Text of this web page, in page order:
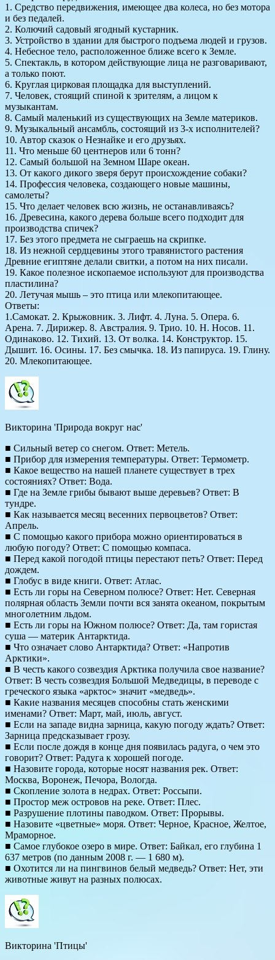
1. Средство передвижения, имеющее два колеса, но без мотора
и без педалей.
2. Колючий садовый ягодный кустарник.
3. Устройство в здании для быстрого подъема людей и грузов.
4. Небесное тело, расположенное ближе всего к Земле.
5. Спектакль, в котором действующие лица не разговаривают,
а только поют.
6. Круглая цирковая площадка для выступлений.
7. Человек, стоящий спиной к зрителям, а лицом к
музыкантам.
8. Самый маленький из существующих на Земле материков.
9. Музыкальный ансамбль, состоящий из 3-х исполнителей?
10. Автор сказок о Незнайке и его друзьях.
11. Что меньше 60 центнеров или 6 тонн?
12. Самый большой на Земном Шаре океан.
13. От какого дикого зверя берут происхождение собаки?
14. Профессия человека, создающего новые машины,
самолеты?
15. Что делает человек всю жизнь, не останавливаясь?
16. Древесина, какого дерева больше всего подходит для
производства спичек?
17. Без этого предмета не сыграешь на скрипке.
18. Из нежной сердцевины этого травянистого растения
Древние египтяне делали свитки, а потом на них писали.
19. Какое полезное ископаемое используют для производства
пластилина?
20. Летучая мышь – это птица или млекопитающее.
Ответы:
1.Самокат. 2. Крыжовник. 3. Лифт. 4. Луна. 5. Опера. 6.
Арена. 7. Дирижер. 8. Австралия. 9. Трио. 10. Н. Носов. 11.
Одинаково. 12. Тихий. 13. От волка. 14. Конструктор. 15.
Дышит. 16. Осины. 17. Без смычка. 18. Из папируса. 19. Глину.
20. Млекопитающее.
Викторина 'Природа вокруг нас'
■ Сильный ветер со снегом. Ответ: Метель.
■ Прибор для измерения температуры. Ответ: Термометр.
■ Какое вещество на нашей планете существует в трех
состояниях? Ответ: Вода.
■ Где на Земле грибы бывают выше деревьев? Ответ: В
тундре.
■ Как называется месяц весенних первоцветов? Ответ:
Апрель.
■ С помощью какого прибора можно ориентироваться в
любую погоду? Ответ: С помощью компаса.
■ Перед какой погодой птицы перестают петь? Ответ: Перед
дождем.
■ Глобус в виде книги. Ответ: Атлас.
■ Есть ли горы на Северном полюсе? Ответ: Нет. Северная
полярная область Земли почти вся занята океаном, покрытым
многолетним льдом.
■ Есть ли горы на Южном полюсе? Ответ: Да, там гористая
суша — материк Антарктида.
■ Что означает слово Антарктида? Ответ: «Напротив
Арктики».
■ В честь какого созвездия Арктика получила свое название?
Ответ: В честь созвездия Большой Медведицы, в переводе с
греческого языка «арктос» значит «медведь».
■ Какие названия месяцев способны стать женскими
именами? Ответ: Март, май, июль, август.
■ Если на западе видна зарница, какую погоду ждать? Ответ:
Зарница предсказывает грозу.
■ Если после дождя в конце дня появилась радуга, о чем это
говорит? Ответ: Радуга к хорошей погоде.
■ Назовите города, которые носят названия рек. Ответ:
Москва, Воронеж, Печора, Вологда.
■ Скопление золота в недрах. Ответ: Россыпи.
■ Простор меж островов на реке. Ответ: Плес.
■ Разрушение плотины паводком. Ответ: Прорывы.
■ Назовите «цветные» моря. Ответ: Черное, Красное, Желтое,
Мраморное.
■ Самое глубокое озеро в мире. Ответ: Байкал, его глубина 1
637 метров (по данным 2008 г. — 1 680 м).
■ Охотится ли на пингвинов белый медведь? Ответ: Нет, эти
животные живут на разных полюсах.
Викторина 'Птицы'